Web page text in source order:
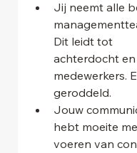
Jij neemt alle
Dit leidt tot
achterdocht
medewerkers.
geroddeld.
Jouw
hebt moeite
voeren van